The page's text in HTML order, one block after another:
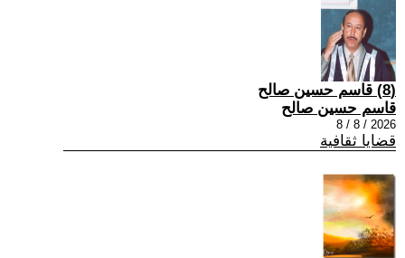
(8) قاسم حسين صالح
قاسم حسين صالح
2026 / 8 / 8
قضايا ثقافية